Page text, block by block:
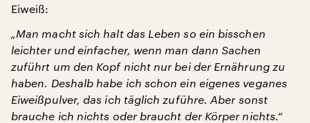
Eiweiß:
„Man macht sich halt das Leben so ein bisschen
leichter und einfacher, wenn man dann Sachen
zuführt um den Kopf nicht nur bei der Ernährung zu
haben. Deshalb habe ich schon ein eigenes veganes
Eiweißpulver, das ich täglich zuführe. Aber sonst
brauche ich nichts oder braucht der Körper nichts.“